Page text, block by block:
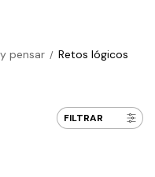
pensar / Retos lógicos
FILTRAR